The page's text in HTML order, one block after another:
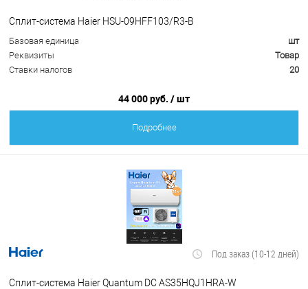
Cплит-система Haier HSU-09HFF103/R3-B
Базовая единица
шт
Реквизиты
Товар
Ставки налогов
20
44 000 руб. / шт
Подробнее
Под заказ (10-12 дней)
Сплит-система Haier Quantum DC AS35HQJ1HRA-W